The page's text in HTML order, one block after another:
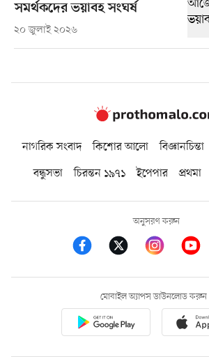
সমর্থকদের ভয়াবহ সংঘর্ষ
২০ জুলাই ২০২৬
নাগরিক সংবাদ কিশোর আলো বিজ্ঞানচিন্তা
বন্ধুসভা
চিরন্তন ১৯৭১ ইপেপার প্রথমা
অনুসরণ করুন
মোবাইল অ্যাপস ডাউনলোড করুন